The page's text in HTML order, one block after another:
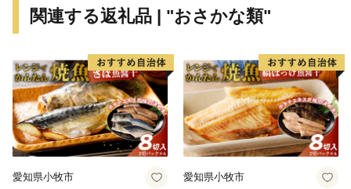
関連する返礼品 | "おさかな類"
愛知県小牧市 愛知県小牧市